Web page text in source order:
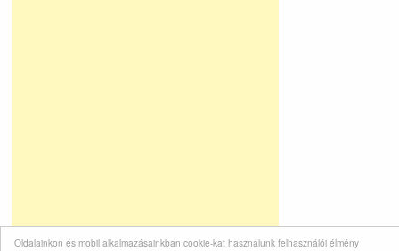
Oldalainkon és mobil alkalmazásainkban cookie-kat használunk felhasználói élmény